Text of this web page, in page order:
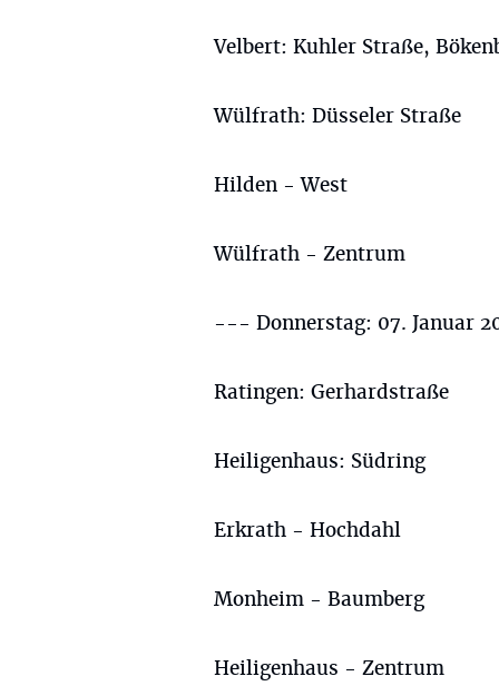
Velbert: Kuhler Straße,
Wülfrath: Düsseler Straße
Hilden - West
Wülfrath - Zentrum
--- Donnerstag: 07. Januar
Ratingen: Gerhardstraße
Heiligenhaus: Südring
Erkrath - Hochdahl
Monheim - Baumberg
Heiligenhaus - Zentrum